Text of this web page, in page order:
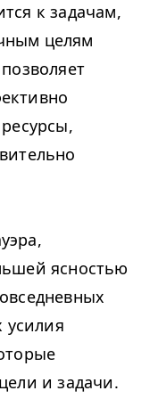
к задачам,
целям
ясностью
усилия
и задачи.